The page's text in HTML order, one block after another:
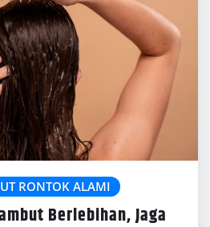
RONTOK ALAMI
Berlebihan, Jaga